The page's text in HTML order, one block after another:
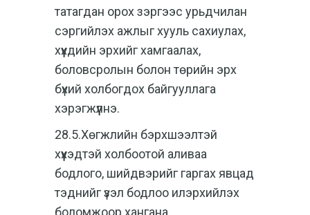
татагдан орох зэргээс урьдчилан
сэргийлэх ажлыг хууль сахиулах,
хүүхдийн эрхийг хамгаалах,
боловсролын болон төрийн эрх
бүхий холбогдох байгууллага
хэрэгжүүлнэ.
28.5.Хөгжлийн бэрхшээлтэй
хүүхэдтэй холбоотой аливаа
бодлого, шийдвэрийг гаргах явцад
тэднийг үзэл бодлоо илэрхийлэх
боломжоор хангана.